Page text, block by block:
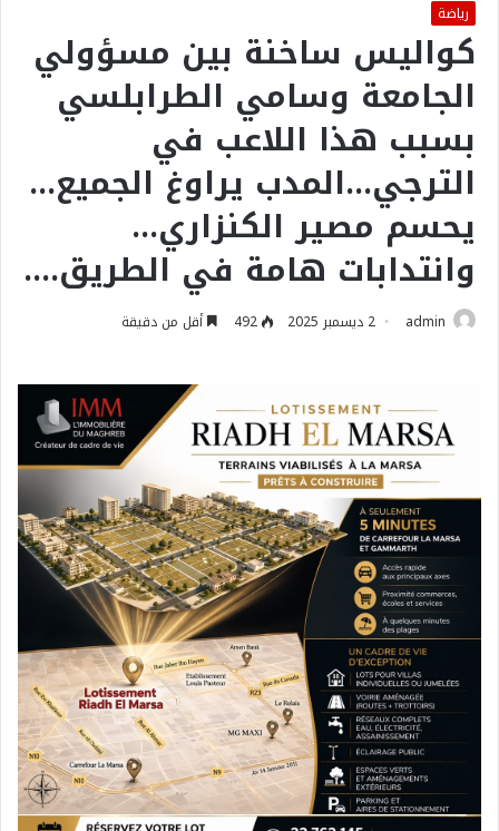
رياضة
كواليس ساخنة بين مسؤولي
الجامعة وسامي الطرابلسي
بسبب هذا اللاعب في
الترجي…المدب يراوغ الجميع…
يحسم مصير الكنزاري…
وانتدابات هامة في الطريق….
admin 2 ديسمبر 2025 492 أقل من دقيقة